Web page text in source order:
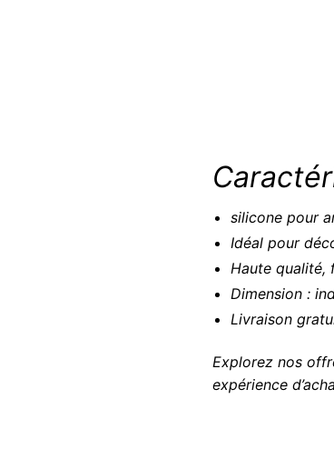
silicone pour
Idéal pour
Haute qualité,
Dimension :
Livraison
Explorez nos
expérience